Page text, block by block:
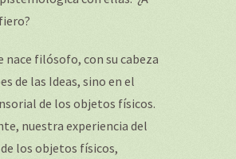
nace filósofo, con su cabeza
de las Ideas, sino en el
de los objetos físicos.
nuestra experiencia del
los objetos físicos,